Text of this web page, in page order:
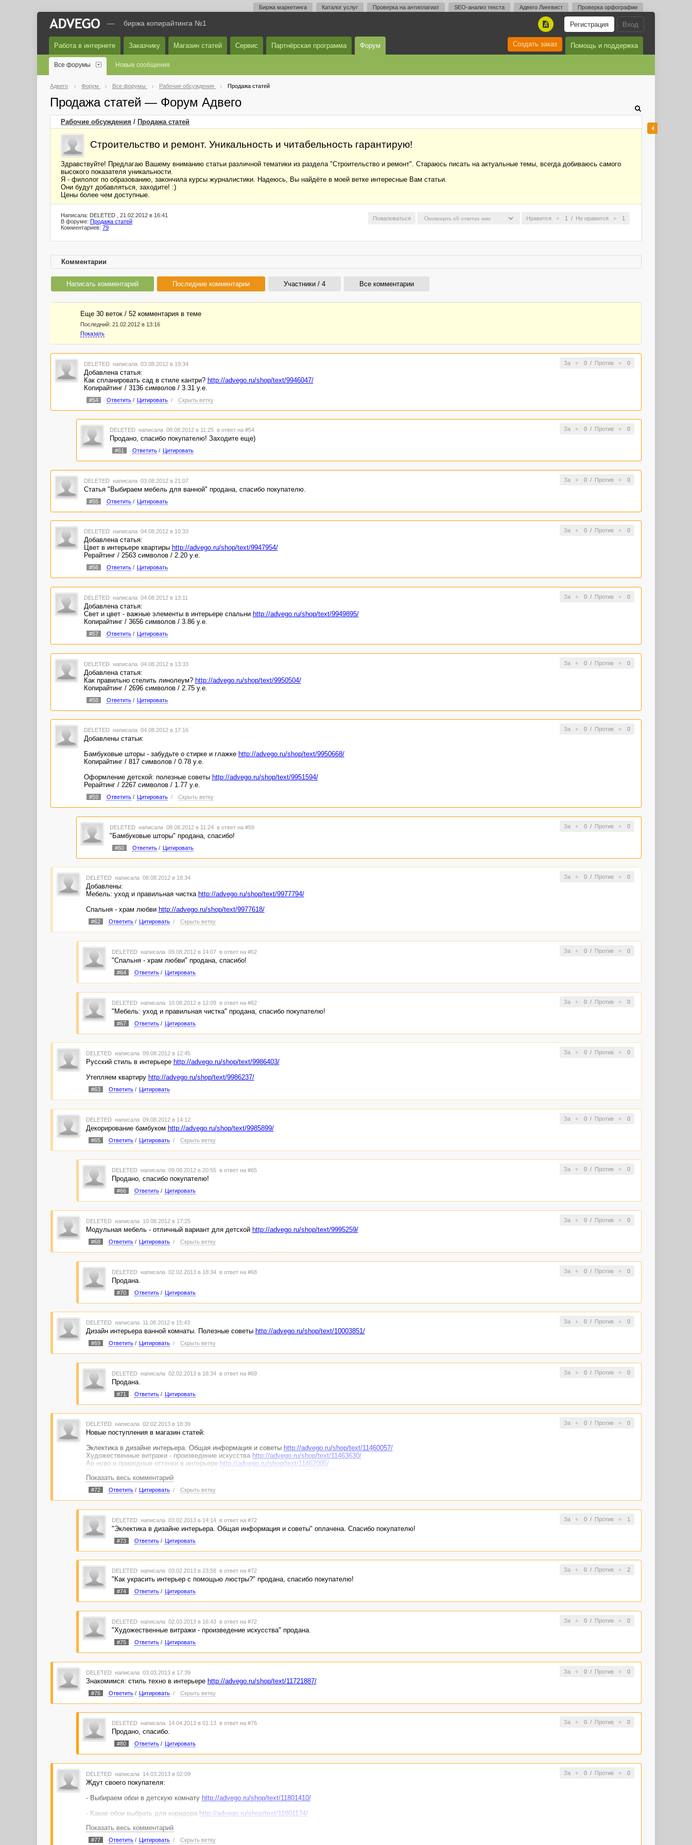
Биржа маркетинга Каталог услуг Проверка на антиплагиат SEO-анализ текста Адвего Лингвист Проверка орфографии
Вход
Регистрация
A
— биржа копирайтинга №1
Работа в интернете Заказчику Магазин статей Сервис Партнёрская программа Форум Помощь и поддержка
Создать заказ
Все форумы Новые сообщения
Адвего Форум Все форумы Рабочие обсуждения Продажа статей
Продажа статей — Форум Адвего
Рабочие обсуждения / Продажа статей
Строительство и ремонт. Уникальность и читабельность гарантирую!
Здравствуйте! Предлагаю Вашему вниманию статьи различной тематики из раздела "Строительство и ремонт". Стараюсь писать на актуальные темы, всегда добиваюсь самого
высокого показателя уникальности.
Я - филолог по образованию, закончила курсы журналистики. Надеюсь, Вы найдёте в моей ветке интересные Вам статьи.
Они будут добавляться, заходите! :)
Цены более чем доступные.
Нравится 1 / Не нравится 1
Пожаловаться
Написала: DELETED , 21.02.2012 в 16:41
В форуме: Продажа статей
Комментариев: 79
Комментарии
Написать комментарий Последние комментарии Участники / 4 Все комментарии
Еще 30 веток / 52 комментария в темe
Последний: 21.02.2012 в 13:16
Показать
За 0/ Против 0
DELETED написала 03.08.2012 в 19:34
Добавлена статья:
Как спланировать сад в стиле кантри? http://advego.ru/shop/text/9946047/
Копирайтинг / 3136 символов / 3.31 у.е.
#54 Ответить/ Цитировать / Скрыть ветку
За 0/ Против 0
DELETED написала 08.08.2012 в 11:25 в ответ на #54
Продано, спасибо покупателю! Заходите еще)
#61 Ответить/ Цитировать
За 0/ Против 0
DELETED написала 03.08.2012 в 21:07
Статья "Выбираем мебель для ванной" продана, спасибо покупателю.
#55 Ответить/ Цитировать
За 0/ Против 0
DELETED написала 04.08.2012 в 10:33
Добавлена статья:
Цвет в интерьере квартиры http://advego.ru/shop/text/9947954/
Рерайтинг / 2563 символов / 2.20 у.е.
#56 Ответить/ Цитировать
За 0/ Против 0
DELETED написала 04.08.2012 в 13:11
Добавлена статья:
Свет и цвет - важные элементы в интерьере спальни http://advego.ru/shop/text/9949895/
Копирайтинг / 3656 символов / 3.86 у.е.
#57 Ответить/ Цитировать
За 0/ Против 0
DELETED написала 04.08.2012 в 13:33
Добавлена статья:
Как правильно стелить линолеум? http://advego.ru/shop/text/9950504/
Копирайтинг / 2696 символов / 2.75 у.е.
#58 Ответить/ Цитировать
За 0/ Против 0
DELETED написала 04.08.2012 в 17:16
Добавлены статьи:
Бамбуковые шторы - забудьте о стирке и глажке http://advego.ru/shop/text/9950668/
Копирайтинг / 817 символов / 0.78 у.е.
Оформление детской: полезные советы http://advego.ru/shop/text/9951594/
Рерайтинг / 2267 символов / 1.77 у.е.
#59 Ответить/ Цитировать / Скрыть ветку
За 0/ Против 0
DELETED написала 08.08.2012 в 11:24 в ответ на #59
"Бамбуковые шторы" продана, спасибо!
#60 Ответить/ Цитировать
За 0/ Против 0
DELETED написала 08.08.2012 в 18:34
Добавлены:
Мебель: уход и правильная чистка http://advego.ru/shop/text/9977794/
Спальня - храм любви http://advego.ru/shop/text/9977618/
#62 Ответить/ Цитировать / Скрыть ветку
За 0/ Против 0
DELETED написала 09.08.2012 в 14:07 в ответ на #62
"Спальня - храм любви" продана, спасибо!
#64 Ответить/ Цитировать
За 0/ Против 0
DELETED написала 10.08.2012 в 12:09 в ответ на #62
"Мебель: уход и правильная чистка" продана, спасибо покупателю!
#67 Ответить/ Цитировать
За 0/ Против 0
DELETED написала 09.08.2012 в 12:45
Русский стиль в интерьере http://advego.ru/shop/text/9986403/
Утепляем квартиру http://advego.ru/shop/text/9986237/
#63 Ответить/ Цитировать
За 0/ Против 0
DELETED написала 09.08.2012 в 14:12
Декорирование бамбуком http://advego.ru/shop/text/9985899/
#65 Ответить/ Цитировать / Скрыть ветку
За 0/ Против 0
DELETED написала 09.08.2012 в 20:55 в ответ на #65
Продано, спасибо покупателю!
#66 Ответить/ Цитировать
За 0/ Против 0
DELETED написала 10.08.2012 в 17:25
Модульная мебель - отличный вариант для детской http://advego.ru/shop/text/9995259/
#68 Ответить/ Цитировать / Скрыть ветку
За 0/ Против 0
DELETED написала 02.02.2013 в 18:34 в ответ на #68
Продана.
#70 Ответить/ Цитировать
За 0/ Против 0
DELETED написала 11.08.2012 в 15:43
Дизайн интерьера ванной комнаты. Полезные советы http://advego.ru/shop/text/10003851/
#69 Ответить/ Цитировать / Скрыть ветку
За 0/ Против 0
DELETED написала 02.02.2013 в 18:34 в ответ на #69
Продана.
#71 Ответить/ Цитировать
За 0/ Против 0
DELETED написала 02.02.2013 в 18:39
Новые поступления в магазин статей:
Эклектика в дизайне интерьера. Общая информация и советы http://advego.ru/shop/text/11460057/
Художественные витражи - произведение искусства http://advego.ru/shop/text/11463630/
Ар нуво и природные оттенки в интерьере http://advego.ru/shop/text/11462005/
Какие планы включает в себя дизайн-проект интерьера?
Показать весь комментарий
#72 Ответить/ Цитировать / Скрыть ветку
За 0/ Против 1
DELETED написала 03.02.2013 в 14:14 в ответ на #72
"Эклектика в дизайне интерьера. Общая информация и советы" оплачена. Спасибо покупателю!
#73 Ответить/ Цитировать
За 0/ Против 2
DELETED написала 03.02.2013 в 23:58 в ответ на #72
"Как украсить интерьер с помощью люстры?" продана, спасибо покупателю!
#74 Ответить/ Цитировать
За 0/ Против 0
DELETED написала 02.03.2013 в 16:43 в ответ на #72
"Художественные витражи - произведение искусства" продана.
#75 Ответить/ Цитировать
За 0/ Против 0
DELETED написала 03.03.2013 в 17:39
Знакомимся: стиль техно в интерьере http://advego.ru/shop/text/11721887/
#76 Ответить/ Цитировать / Скрыть ветку
За 0/ Против 0
DELETED написала 14.04.2013 в 01:13 в ответ на #76
Продано, спасибо.
#80 Ответить/ Цитировать
За 0/ Против 0
DELETED написала 14.03.2013 в 02:09
Ждут своего покупателя:
- Выбираем обои в детскую комнату http://advego.ru/shop/text/11801410/
- Какие обои выбрать для коридора http://advego.ru/shop/text/11801174/
- Знакомимся: стиль техно в интерьере
Показать весь комментарий
#77 Ответить/ Цитировать / Скрыть ветку